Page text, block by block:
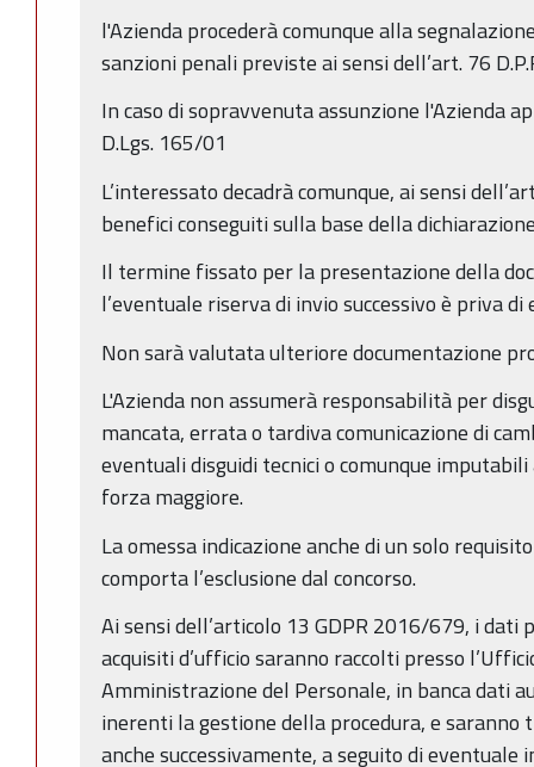
l'Azienda procederà comunque alla
sanzioni penali previste ai sensi dell’art. 76
In caso di sopravvenuta assunzione l'Azienda
D.Lgs. 165/01
L’interessato decadrà comunque, ai sensi
benefici conseguiti sulla base della
Il termine fissato per la presentazione della
l’eventuale riserva di invio successivo è priva
Non sarà valutata ulteriore documentazione
L'Azienda non assumerà responsabilità per
mancata, errata o tardiva comunicazione di
eventuali disguidi tecnici o comunque
forza maggiore.
La omessa indicazione anche di un solo
comporta l’esclusione dal concorso.
Ai sensi dell’articolo 13 GDPR 2016/679, i
acquisiti d’ufficio saranno raccolti presso
Amministrazione del Personale, in banca dati
inerenti la gestione della procedura, e
anche successivamente, a seguito di